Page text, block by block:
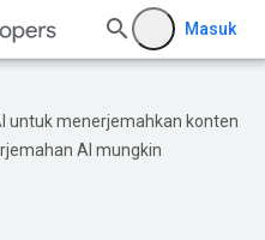
Masuk
untuk menerjemahkan konten
AI mungkin